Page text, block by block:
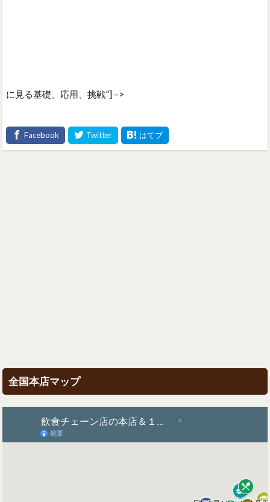
に見る基礎、応用、挑戦”] –>
全国本店マップ